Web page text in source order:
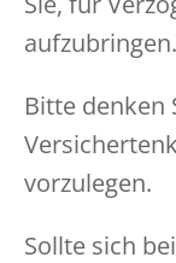
aufzubringen.
Bitte denken
vorzulegen.
Sollte sich